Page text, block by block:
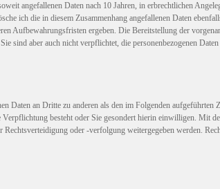
angefallenen Daten nach 10 Jahren, in erbrechtlichen
ich die in diesem Zusammenhang angefallenen Daten
Aufbewahrungsfristen ergeben. Die Bereitstellung der
sind aber auch nicht verpflichtet, die personenbezogenen
Daten an Dritte zu anderen als den im Folgenden
Verpflichtung besteht oder Sie gesondert hierin einwilligen. Mit
Rechtsverteidigung oder -verfolgung weitergegeben werden.